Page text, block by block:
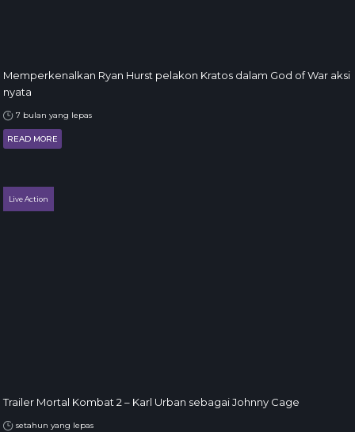
Memperkenalkan Ryan Hurst pelakon Kratos dalam God of War aksi
nyata
7 bulan yang lepas
READ MORE
Live Action
Trailer Mortal Kombat 2 – Karl Urban sebagai Johnny Cage
setahun yang lepas